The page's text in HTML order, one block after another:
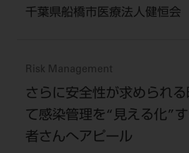
千葉県船橋市医療法人健恒
Risk Management
さらに安全性が求められ
て感染管理を“見える化”
者さんへアピール